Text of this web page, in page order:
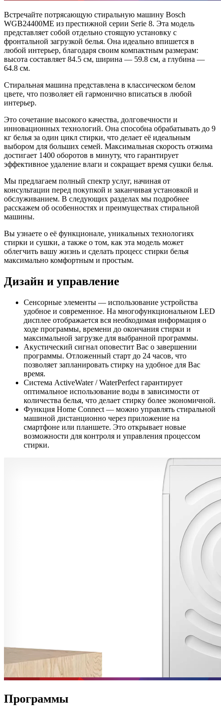
Встречайте потрясающую стиральную машину Bosch
WGB24400ME из престижной серии Serie 8. Эта модель
представляет собой отдельно стоящую установку с
фронтальной загрузкой белья. Она идеально впишется в
любой интерьер, благодаря своим компактным размерам:
высота составляет 84.5 см, ширина — 59.8 см, а глубина —
64.8 см.
Стиральная машина представлена в классическом белом
цвете, что позволяет ей гармонично вписаться в любой
интерьер.
Это сочетание высокого качества, долговечности и
инновационных технологий. Она способна обрабатывать до 9
кг белья за один цикл стирки, что делает её идеальным
выбором для больших семей. Максимальная скорость отжима
достигает 1400 оборотов в минуту, что гарантирует
эффективное удаление влаги и сокращает время сушки белья.
Мы предлагаем полный спектр услуг, начиная от
консультации перед покупкой и заканчивая установкой и
обслуживанием. В следующих разделах мы подробнее
расскажем об особенностях и преимуществах стиральной
машины.
Вы узнаете о её функционале, уникальных технологиях
стирки и сушки, а также о том, как эта модель может
облегчить вашу жизнь и сделать процесс стирки белья
максимально комфортным и простым.
Дизайн и управление
Сенсорные элементы — использование устройства
удобное и современное. На многофункциональном LED
дисплее отображается вся необходимая информация о
ходе программы, времени до окончания стирки и
максимальной загрузке для выбранной программы.
Акустический сигнал оповестит Вас о завершении
программы. Отложенный старт до 24 часов, что
позволяет запланировать стирку на удобное для Вас
время.
Система ActiveWater / WaterPerfect гарантирует
оптимальное использование воды в зависимости от
количества белья, что делает стирку более экономичной.
Функция Home Connect — можно управлять стиральной
машиной дистанционно через приложение на
смартфоне или планшете. Это открывает новые
возможности для контроля и управления процессом
стирки.
Программы